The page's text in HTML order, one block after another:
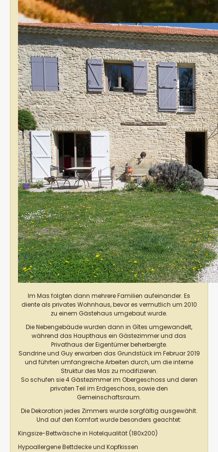
Im Mas folgten dann mehrere Familien aufeinander. Es
diente als privates Wohnhaus, bevor es vermutlich um 2010
zu einem Gästehaus umgebaut wurde.
Die Nebengebäude wurden dann in Gîtes umgewandelt,
während das Haupthaus ein Gästezimmer und das
Privathaus der Eigentümer beherbergte.
Sandrine und Guy erwarben das Grundstück im Februar 2019
und führten umfangreiche Arbeiten durch, um die interne
Struktur des Mas zu modifizieren.
So schufen sie 4 Gästezimmer im Obergeschoss und deren
privaten Teil im Erdgeschoss, sowie den
Gemeinschaftsraum.
Die Dekoration jedes Zimmers wurde sorgfältig ausgewählt.
Und auf den Komfort wurde besonders geachtet:
Kingsize-Bettwäsche in Hotelqualität (180x200)
Hypoallergene Bettdecke und Kopfkissen